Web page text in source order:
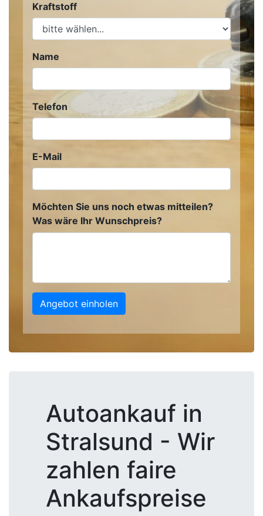
Kraftstoff
Name
Telefon
E-Mail
Möchten Sie uns noch etwas mitteilen?
Was wäre Ihr Wunschpreis?
Angebot einholen
Autoankauf in
Stralsund - Wir
zahlen faire
Ankaufspreise